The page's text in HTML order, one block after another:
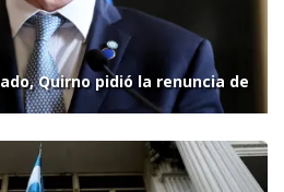
Quirno pidió la renuncia de